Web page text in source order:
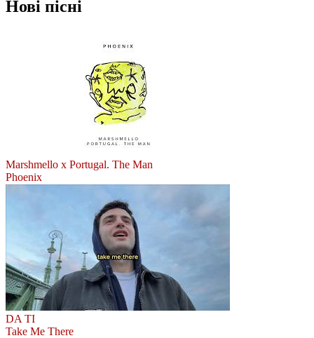
Нові пісні
Marshmello x Portugal. The Man
Phoenix
DA TI
Take Me There